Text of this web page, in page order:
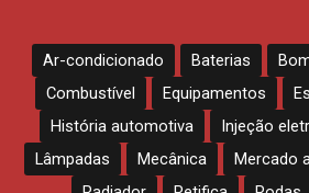
Ar-condicionado Baterias
Combustível
Equipamentos
História automotiva
Injeção
Lâmpadas
Mecânica Mercado